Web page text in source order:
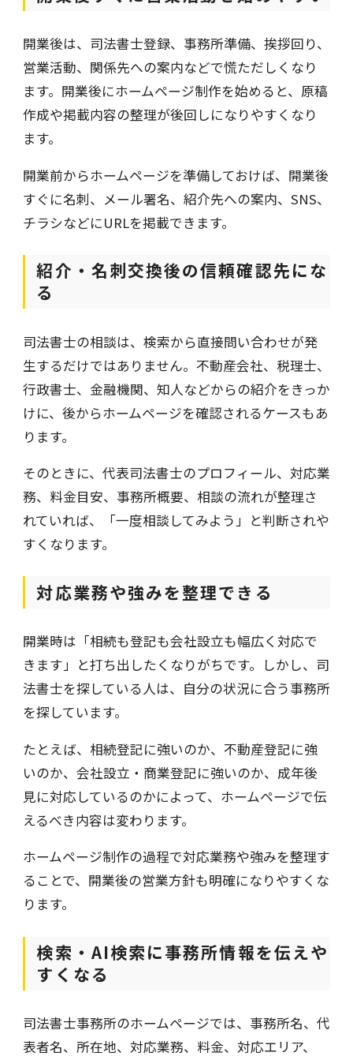
開業後は、司法書士登録、事務所準備、挨拶回り、
営業活動、関係先への案内などで慌ただしくなり
ます。開業後にホームページ制作を始めると、原稿
作成や掲載内容の整理が後回しになりやすくなり
ます。
開業前からホームページを準備しておけば、開業後
すぐに名刺、メール署名、紹介先への案内、SNS、
チラシなどにURLを掲載できます。
紹介・名刺交換後の信頼確認先にな
る
司法書士の相談は、検索から直接問い合わせが発
生するだけではありません。不動産会社、税理士、
行政書士、金融機関、知人などからの紹介をきっか
けに、後からホームページを確認されるケースもあ
ります。
そのときに、代表司法書士のプロフィール、対応業
務、料金目安、事務所概要、相談の流れが整理さ
れていれば、「一度相談してみよう」と判断されや
すくなります。
対応業務や強みを整理できる
開業時は「相続も登記も会社設立も幅広く対応で
きます」と打ち出したくなりがちです。しかし、司
法書士を探している人は、自分の状況に合う事務所
を探しています。
たとえば、相続登記に強いのか、不動産登記に強
いのか、会社設立・商業登記に強いのか、成年後
見に対応しているのかによって、ホームページで伝
えるべき内容は変わります。
ホームページ制作の過程で対応業務や強みを整理す
ることで、開業後の営業方針も明確になりやすくな
ります。
検索・AI検索に事務所情報を伝えや
すくなる
司法書士事務所のホームページでは、事務所名、代
表者名、所在地、対応業務、料金、対応エリア、